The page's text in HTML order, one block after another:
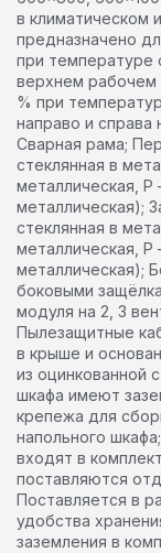
в климатическом
предназначено
при температуре
верхнем рабочем
% при
направо и
Сварная рама;
стеклянная в
металлическая,
металлическая);
стеклянная в
металлическая,
металлическая);
боковыми
модуля на 2, 3
Пылезащитные
в крыше и
из оцинкованной
шкафа имеют
крепежа для
напольного
входят в
поставляются
Поставляется в
удобства
заземления в